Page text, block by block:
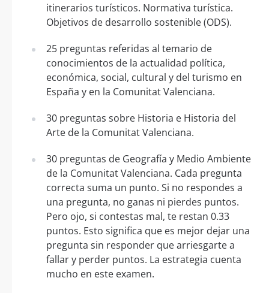
itinerarios turísticos. Normativa turística.
Objetivos de desarrollo sostenible (ODS).
25 preguntas referidas al temario de
conocimientos de la actualidad política,
económica, social, cultural y del turismo en
España y en la Comunitat Valenciana.
30 preguntas sobre Historia e Historia del
Arte de la Comunitat Valenciana.
30 preguntas de Geografía y Medio Ambiente
de la Comunitat Valenciana. Cada pregunta
correcta suma un punto. Si no respondes a
una pregunta, no ganas ni pierdes puntos.
Pero ojo, si contestas mal, te restan 0.33
puntos. Esto significa que es mejor dejar una
pregunta sin responder que arriesgarte a
fallar y perder puntos. La estrategia cuenta
mucho en este examen.